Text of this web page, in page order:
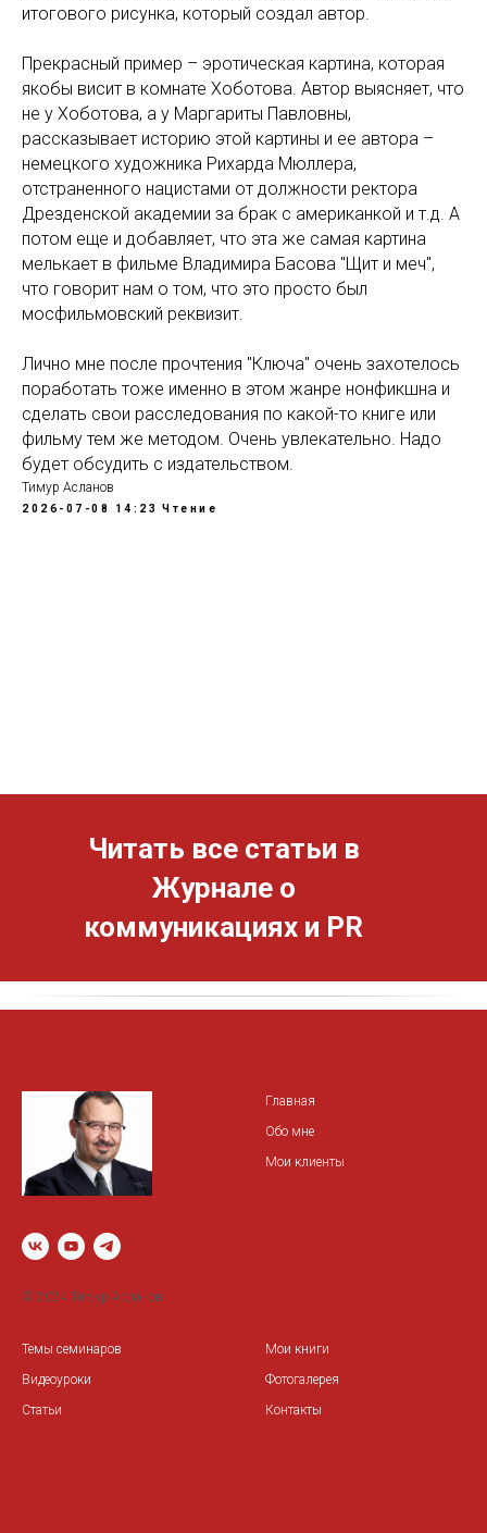
итогового рисунка, который создал автор.
Прекрасный пример – эротическая картина, которая
якобы висит в комнате Хоботова. Автор выясняет, что
не у Хоботова, а у Маргариты Павловны,
рассказывает историю этой картины и ее автора –
немецкого художника Рихарда Мюллера,
отстраненного нацистами от должности ректора
Дрезденской академии за брак с американкой и т.д. А
потом еще и добавляет, что эта же самая картина
мелькает в фильме Владимира Басова "Щит и меч",
что говорит нам о том, что это просто был
мосфильмовский реквизит.
Лично мне после прочтения "Ключа" очень захотелось
поработать тоже именно в этом жанре нонфикшна и
сделать свои расследования по какой-то книге или
фильму тем же методом. Очень увлекательно. Надо
будет обсудить с издательством.
Тимур Асланов
2026-07-08 14:23 Чтение
Читать все статьи в
Журнале о
коммуникациях и PR
© 2024 Тимур Асланов
Главная
Обо мне
Мои клиенты
Темы семинаров
Видеоуроки
Статьи
Мои книги
Фотогалерея
Контакты